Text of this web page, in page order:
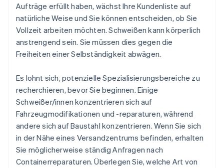
Aufträge erfüllt haben, wächst Ihre Kundenliste auf
natürliche Weise und Sie können entscheiden, ob Sie
Vollzeit arbeiten möchten. Schweißen kann körperlich
anstrengend sein. Sie müssen dies gegen die
Freiheiten einer Selbständigkeit abwägen.
Es lohnt sich, potenzielle Spezialisierungsbereiche zu
recherchieren, bevor Sie beginnen. Einige
Schweißer/innen konzentrieren sich auf
Fahrzeugmodifikationen und -reparaturen, während
andere sich auf Baustahl konzentrieren. Wenn Sie sich
in der Nähe eines Versandzentrums befinden, erhalten
Sie möglicherweise ständig Anfragen nach
Containerreparaturen. Überlegen Sie, welche Art von